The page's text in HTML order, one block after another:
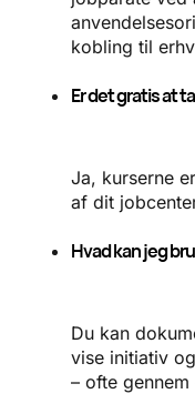
kobling til
Er det gratis at
Ja, kurserne
af dit
Hvad kan jeg
Du kan
vise initiativ
– ofte